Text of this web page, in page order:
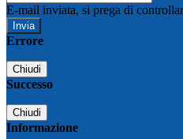
E-mail inviata, si prega di
Errore
Chiudi
Successo
Chiudi
Informazione